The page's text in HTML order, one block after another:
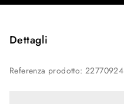
Dettagli
Referenza prodotto:22770924